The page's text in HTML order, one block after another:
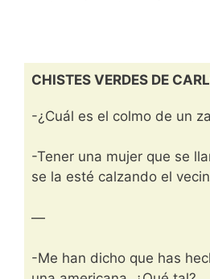
CHISTES VERDES DE
-¿Cuál es el colmo de un
-Tener una mujer que se
se la esté calzando el
—
-Me han dicho que has